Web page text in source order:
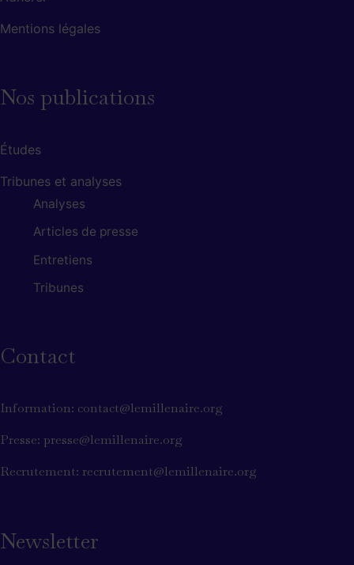
Mentions légales
Nos publications
Études
Tribunes et analyses
Analyses
Articles de presse
Entretiens
Tribunes
Contact
Information: contact@lemillenaire.org
Presse: presse@lemillenaire.org
Recrutement: recrutement@lemillenaire.org
Newsletter